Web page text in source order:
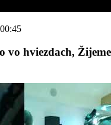
vo hviezdach,